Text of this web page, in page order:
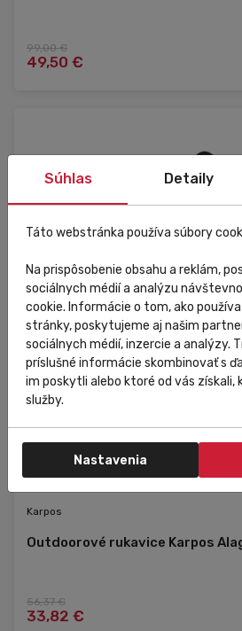
99,00 €
49,50 €
Skladom V predajni Zľava
Karpos
Outdoorové rukavice Karpos
56,37 €
33,82 €
Súhlas Detaily
Táto webstránka používa súbory
Na prispôsobenie obsahu a reklám,
sociálnych médií a analýzu
cookie. Informácie o tom, ako
stránky, poskytujeme aj našim
sociálnych médií, inzercie a analýzy.
príslušné informácie skombinovať s
im poskytli alebo ktoré od vás získali,
služby.
Nastavenia